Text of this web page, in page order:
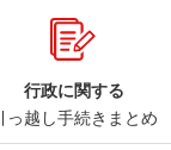
行政に関する
っ越し手続きまとめ